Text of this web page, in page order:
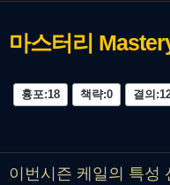
마스터리
흉포:18 책략:0 결의
이번시즌 케일의 특성